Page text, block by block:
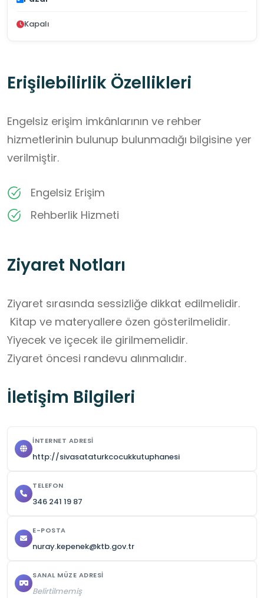
Kapalı
Erişilebilirlik Özellikleri
Engelsiz erişim imkânlarının ve rehber
hizmetlerinin bulunup bulunmadığı bilgisine yer
verilmiştir.
Engelsiz Erişim
Rehberlik Hizmeti
Ziyaret Notları
Ziyaret sırasında sessizliğe dikkat edilmelidir.
Kitap ve materyallere özen gösterilmelidir.
Yiyecek ve içecek ile girilmemelidir.
Ziyaret öncesi randevu alınmalıdır.
İletişim Bilgileri
İNTERNET ADRESI
http://sivasataturkcocukkutuphanesi
TELEFON
346 241 19 87
E-POSTA
nuray.kepenek@ktb.gov.tr
SANAL MÜZE ADRESI
Belirtilmemiş